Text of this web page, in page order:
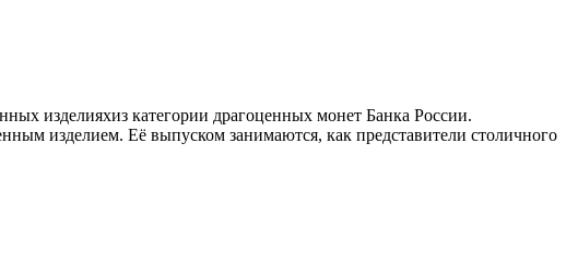
изделияхиз категории драгоценных монет Банка России.
изделием. Её выпуском занимаются, как представители столичного